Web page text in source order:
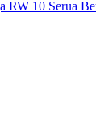
RW 10 Serua